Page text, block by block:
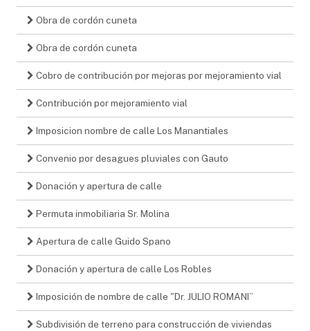
Obra de cordón cuneta
Obra de cordón cuneta
Cobro de contribución por mejoras por mejoramiento vial
Contribución por mejoramiento vial
Imposicion nombre de calle Los Manantiales
Convenio por desagues pluviales con Gauto
Donación y apertura de calle
Permuta inmobiliaria Sr. Molina
Apertura de calle Guido Spano
Donación y apertura de calle Los Robles
Imposición de nombre de calle "Dr. JULIO ROMANI”
Subdivisión de terreno para construcción de viviendas